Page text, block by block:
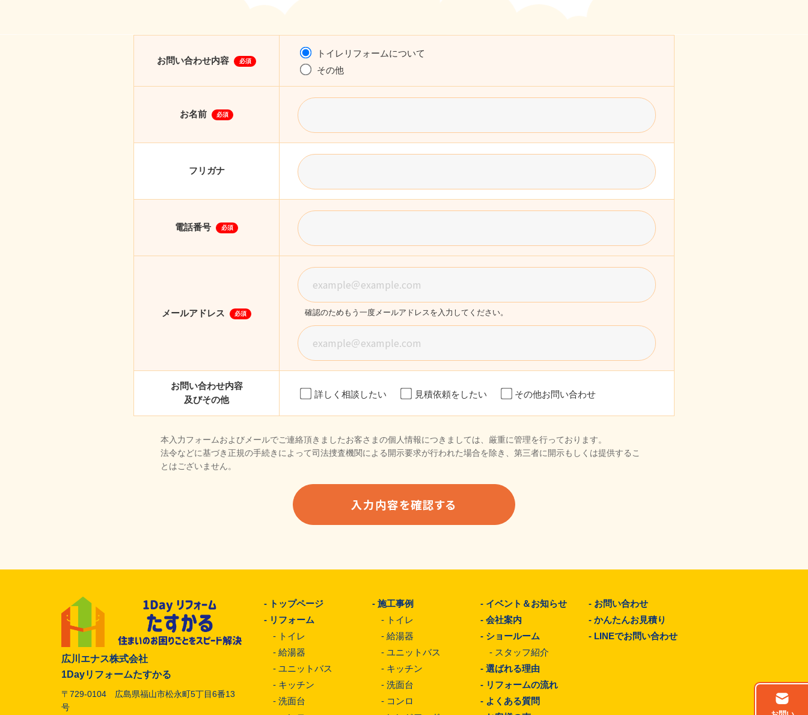
お問い合わせ内容 必須
トイレリフォームについて
その他
お名前 必須
フリガナ
電話番号 必須
メールアドレス 必須 確認のためもう一度メールアドレスを入力してください。
お問い合わせ内容
及びその他
詳しく相談したい 見積依頼をしたい その他お問い合わせ
本入力フォームおよびメールでご連絡頂きましたお客さまの個人情報につきましては、厳重に管理を行っております。
法令などに基づき正規の手続きによって司法捜査機関による開示要求が行われた場合を除き、第三者に開示もしくは提供するこ
とはございません。
広川エナス株式会社
1Dayリフォームたすかる
〒729-0104 広島県福山市松永町5丁目6番13
号
-
トップページ
- リフォーム
- トイレ
-給湯器
-ユニットバス
- キッチン
-洗面台
-施工事例
- トイレ
-給湯器
-ユニットバス
- キッチン
-洗面台
- コンロ
- イベント＆お知らせ
-会社案内
- ショールーム
- スタッフ紹介
-選ばれる理由
- リフォームの流れ
- よくある質問
- お問い合わせ
-かんたんお見積り
- LINEでお問い合わせ